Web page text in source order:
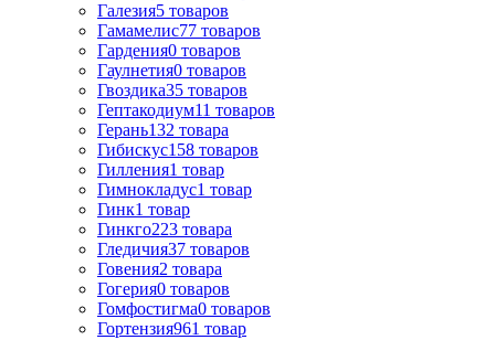
Галезия5 товаров
Гамамелис77 товаров
Гардения0 товаров
Гаулнетия0 товаров
Гвоздика35 товаров
Гептакодиум11 товаров
Герань132 товара
Гибискус158 товаров
Гилления1 товар
Гимнокладус1 товар
Гинк1 товар
Гинкго223 товара
Гледичия37 товаров
Говения2 товара
Гогерия0 товаров
Гомфостигма0 товаров
Гортензия961 товар